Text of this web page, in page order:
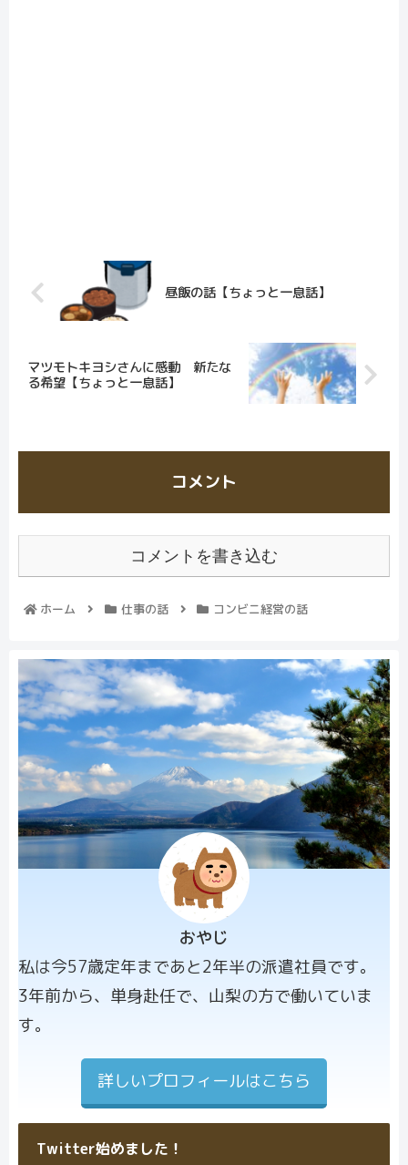
昼飯の話【ちょっと一息話】
マツモトキヨシさんに感動 新たな
る希望【ちょっと一息話】
コメント
コメントを書き込む
ホーム 仕事の話 コンビニ経営の話
プロフィー
ル画像
おやじ
私は今57歳定年まであと2年半の派遣社員です。
3年前から、単身赴任で、山梨の方で働いていま
す。
詳しいプロフィールはこちら
Twitter始めました！